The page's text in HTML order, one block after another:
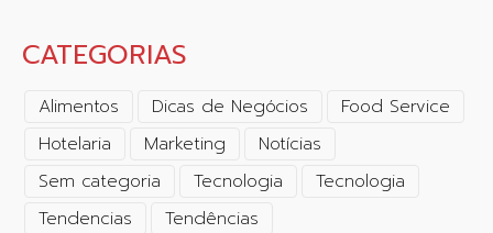
CATEGORIAS
Alimentos Dicas de Negócios
Food Service
Hotelaria
Marketing
Notícias
Sem categoria
Tecnologia
Tecnologia
Tendencias
Tendências